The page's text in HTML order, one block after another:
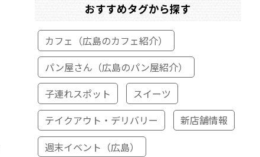
おすすめタグから探す
カフェ（広島のカフェ紹介）
パン屋さん（広島のパン屋紹介）
子連れスポット
スイーツ
テイクアウト・デリバリー
新店舗情報
週末イベント（広島）